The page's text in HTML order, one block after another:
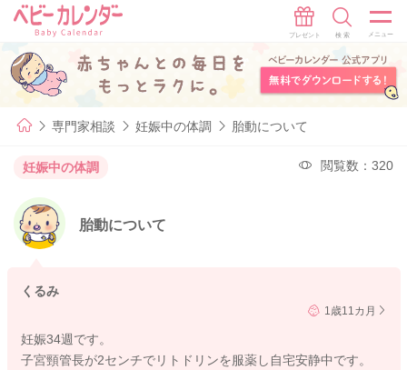
専門家相談 妊娠中の体調 胎動について
妊娠中の体調 閲覧数：320
胎動について
くるみ
1歳11カ月
妊娠34週です。
子宮頸管長が2センチでリトドリンを服薬し自宅安静中です。